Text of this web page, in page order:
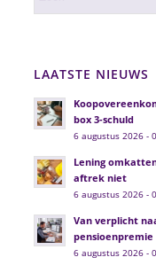
LAATSTE NIEUWS
box 3-schuld
6 augustus 2026 -
Lening
aftrek niet
6 augustus 2026 -
Van verplicht
pensioenpremie
6 augustus 2026 -